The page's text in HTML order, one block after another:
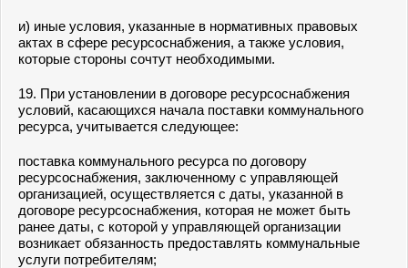
и) иные условия, указанные в нормативных правовых
актах в сфере ресурсоснабжения, а также условия,
которые стороны сочтут необходимыми.
19. При установлении в договоре ресурсоснабжения
условий, касающихся начала поставки коммунального
ресурса, учитывается следующее:
поставка коммунального ресурса по договору
ресурсоснабжения, заключенному с управляющей
организацией, осуществляется с даты, указанной в
договоре ресурсоснабжения, которая не может быть
ранее даты, с которой у управляющей организации
возникает обязанность предоставлять коммунальные
услуги потребителям;